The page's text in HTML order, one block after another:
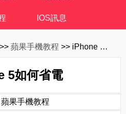
IOS訊息
>> 蘋果手機教程 >> iPhone 5如何省電
5如何省電
果手機教程